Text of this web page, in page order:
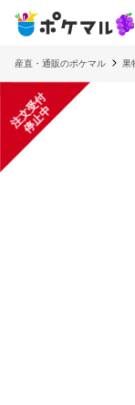
産直・通販のポケマル 果
注
文
受
付
停
止
中